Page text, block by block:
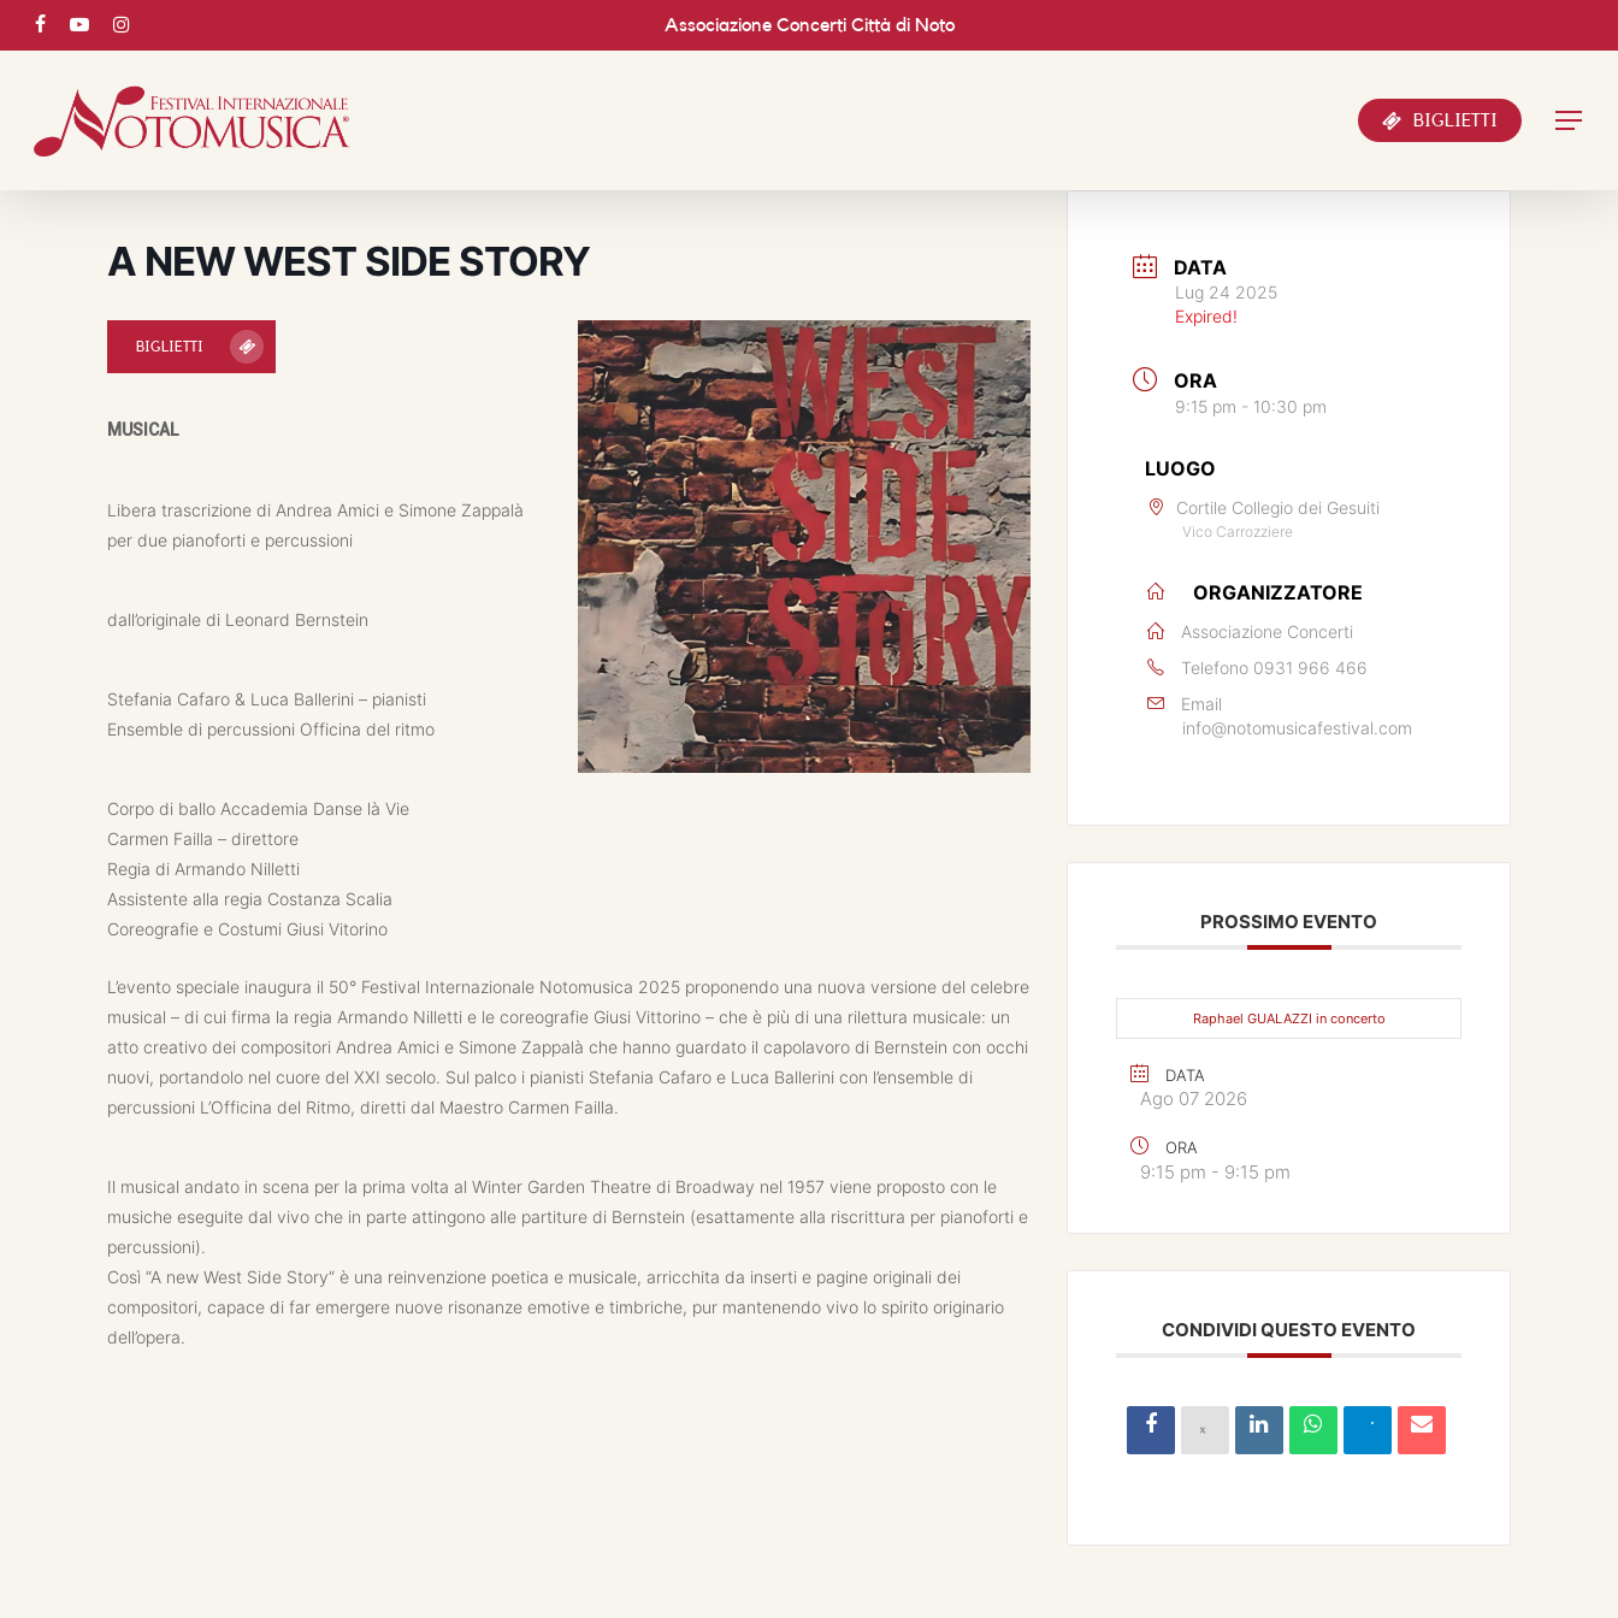
facebookyoutubeinstagram Associazione Concerti Città di Noto
BIGLIETTI Menu
A NEW WEST SIDE STORY
BIGLIETTI
MUSICAL
Libera trascrizione di Andrea Amici e Simone Zappalà
per due pianoforti e percussioni
dall’originale di Leonard Bernstein
Stefania Cafaro & Luca Ballerini – pianisti
Ensemble di percussioni Officina del ritmo
Corpo di ballo Accademia Danse là Vie
Carmen Failla – direttore
Regia di Armando Nilletti
Assistente alla regia Costanza Scalia
Coreografie e Costumi Giusi Vitorino
L’evento speciale inaugura il 50° Festival Internazionale Notomusica 2025 proponendo una nuova versione del celebre
musical – di cui firma la regia Armando Nilletti e le coreografie Giusi Vittorino – che è più di una rilettura musicale: un
atto creativo dei compositori Andrea Amici e Simone Zappalà che hanno guardato il capolavoro di Bernstein con occhi
nuovi, portandolo nel cuore del XXI secolo. Sul palco i pianisti Stefania Cafaro e Luca Ballerini con l’ensemble di
percussioni L’Officina del Ritmo, diretti dal Maestro Carmen Failla.
Il musical andato in scena per la prima volta al Winter Garden Theatre di Broadway nel 1957 viene proposto con le
musiche eseguite dal vivo che in parte attingono alle partiture di Bernstein (esattamente alla riscrittura per pianoforti e
percussioni).
Così “A new West Side Story” è una reinvenzione poetica e musicale, arricchita da inserti e pagine originali dei
compositori, capace di far emergere nuove risonanze emotive e timbriche, pur mantenendo vivo lo spirito originario
dell’opera.
DATA
Lug 24 2025
Expired!
ORA
9:15 pm - 10:30 pm
LUOGO
Cortile Collegio dei Gesuiti
Vico Carrozziere
ORGANIZZATORE
Associazione Concerti
Telefono 0931 966 466
Email
info@notomusicafestival.com
PROSSIMO EVENTO
Raphael GUALAZZI in concerto
DATA
Ago 07 2026
ORA
9:15 pm - 9:15 pm
CONDIVIDI QUESTO EVENTO